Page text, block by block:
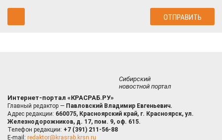
Сибирский
новостной портал
Интернет-портал «КРАСРАБ.РУ»
Главный редактор — Павловский Владимир Евгеньевич.
Адрес редакции: 660075, Красноярский край, г. Красноярск, ул.
Железнодорожников, д. 17, пом. 9, оф. 615.
Телефон редакции: +7 (391) 211-56-88
E-mail: redaktor@krasrab.krsn.ru